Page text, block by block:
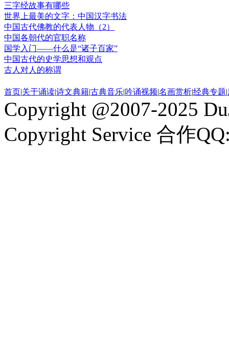
三字经故事有哪些
世界上最美的文字：中国汉字书法
中国古代佛教的代表人物（2）
中国各朝代的官职名称
国学入门——什么是“诸子百家”
中国古代的史学思想和观点
古人对人的称谓
首页|关于诵读|诗文典籍|古典音乐|吟诵视频|名画赏析|经典专题|
Copyright @2007-2025
Copyright Service 合作